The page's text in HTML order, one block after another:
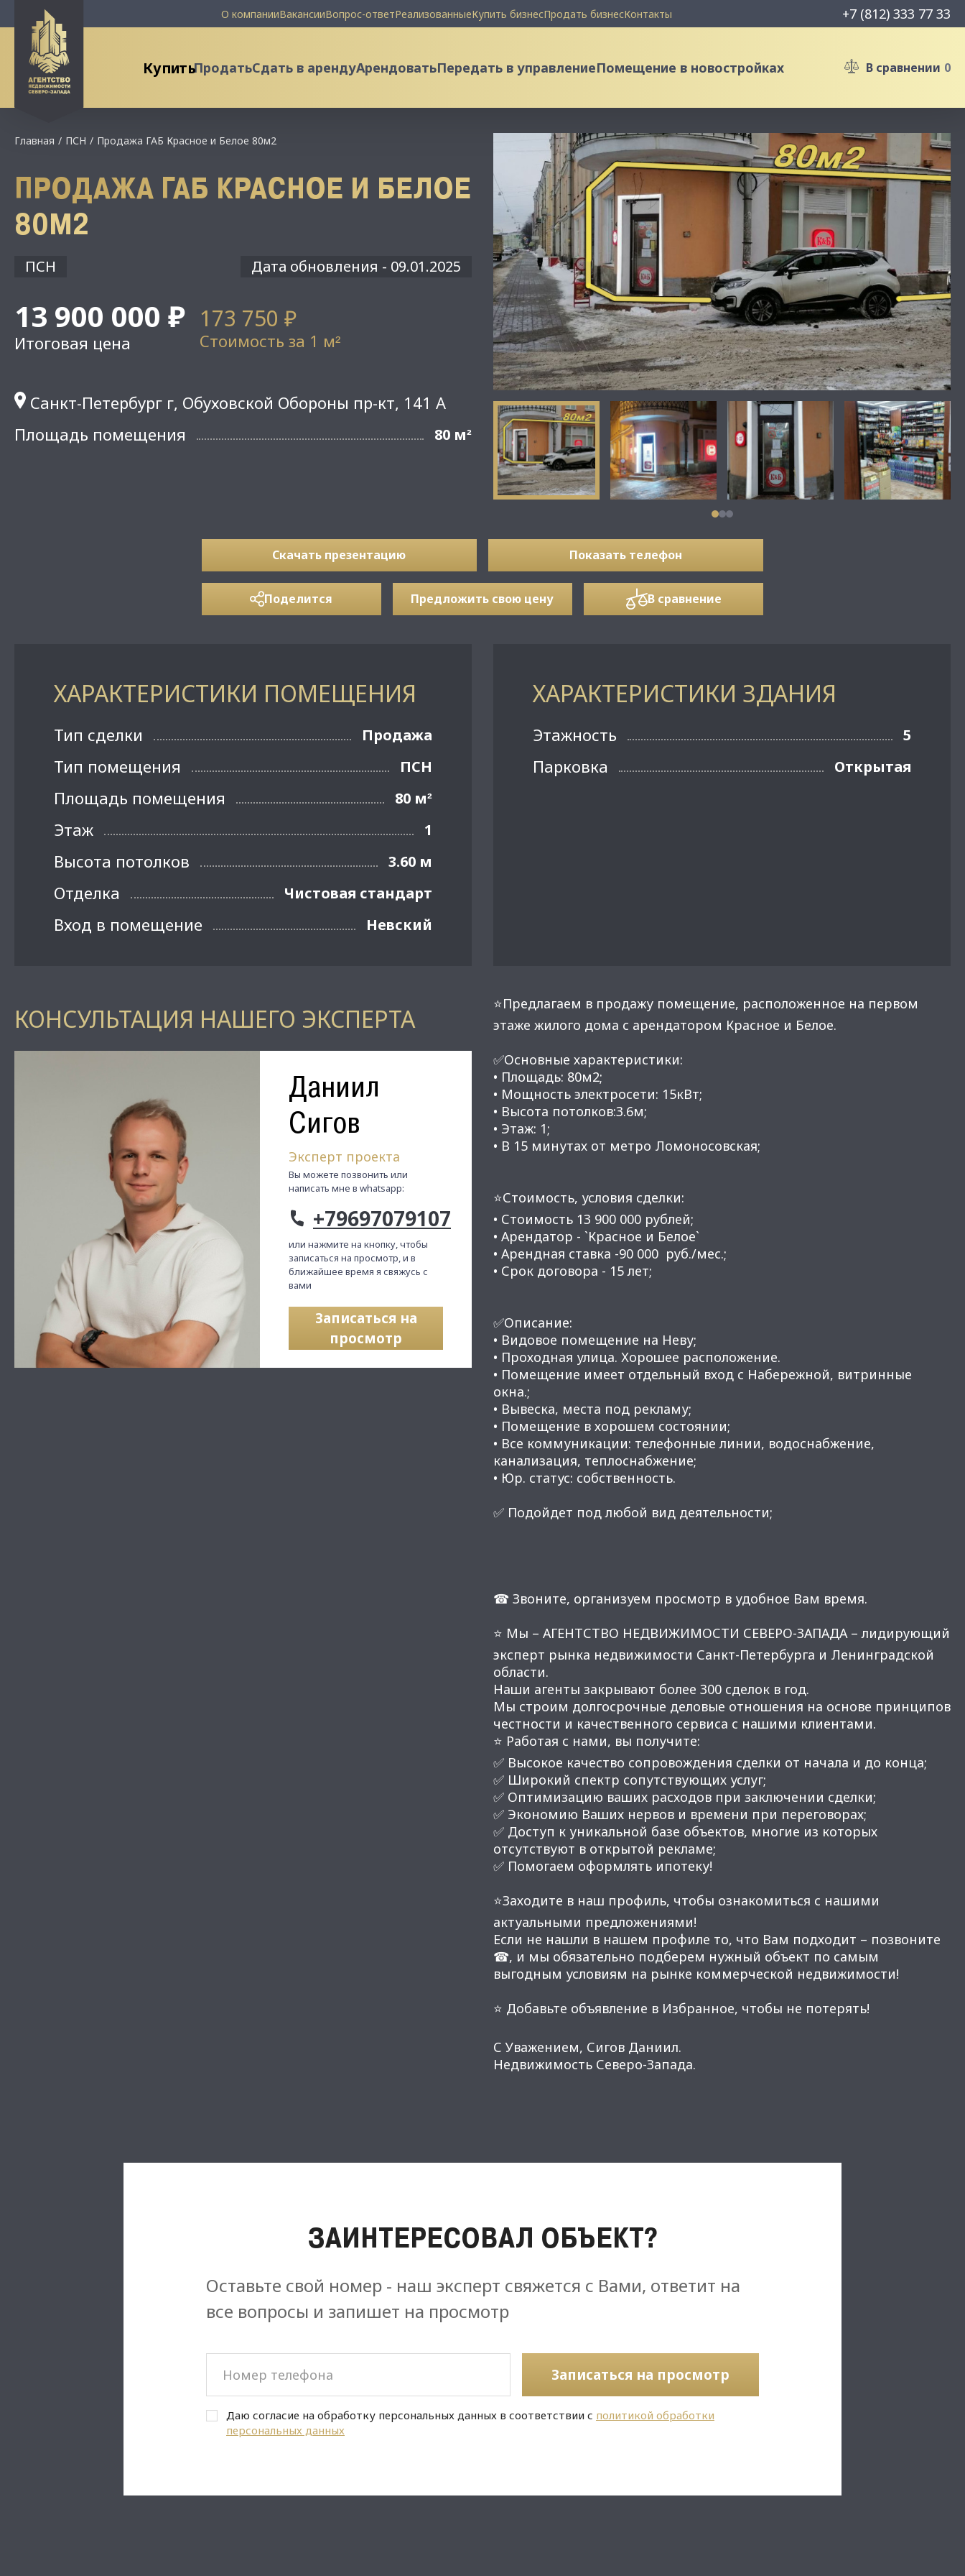
О компанииВакансииВопрос-ответРеализованныеКупить бизнесПродать бизнесКонтакты +7 (812) 333 77 33
КупитьПродатьСдать в арендуАрендоватьПередать в управлениеПомещение в новостройках В сравнении 0
Главная ПСН Продажа ГАБ Красное и Белое 80м2
ПРОДАЖА ГАБ КРАСНОЕ И БЕЛОЕ
80М2
ПСН Дата обновления - 09.01.2025
13 900 000 ₽
Итоговая цена
173 750 ₽
Стоимость за 1 м²
Санкт-Петербург г, Обуховской Обороны пр-кт, 141 А
Площадь помещения
80 м²
Скачать презентацию Показать телефон
Поделится Предложить свою цену В сравнение
ХАРАКТЕРИСТИКИ ПОМЕЩЕНИЯ
Тип сделки Продажа
Тип помещения ПСН
Площадь помещения 80 м²
Этаж 1
Высота потолков 3.60 м
Отделка Чистовая стандарт
Вход в помещение Невский
ХАРАКТЕРИСТИКИ ЗДАНИЯ
Этажность 5
Парковка Открытая
КОНСУЛЬТАЦИЯ НАШЕГО ЭКСПЕРТА
Даниил
Сигов
Эксперт проекта
Вы можете позвонить или
написать мне в whatsapp:
+79697079107
или нажмите на кнопку, чтобы
записаться на просмотр, и в
ближайшее время я свяжусь с
вами
Записаться на
просмотр
⭐Предлагаем в продажу помещение, расположенное на первом
этаже жилого дома с арендатором Красное и Белое.
✅Основные характеристики:
• Площадь: 80м2;
• Мощность электросети: 15кВт;
• Высота потолков:3.6м;
• Этаж: 1;
• В 15 минутах от метро Ломоносовская;
⭐Стоимость, условия сделки:
• Стоимость 13 900 000 рублей;
• Арендатор - `Кpаснoe и Бeлоe`
• Арендная ставка -90 000 руб./мес.;
• Срок договора - 15 лет;
✅Описание:
• Видовое помещение на Неву;
• Проходная улица. Хорошее расположение.
• Помещение имеет отдельный вход с Набережной, витринные
окна.;
• Вывеска, места под рекламу;
• Помещение в хорошем состоянии;
• Все коммуникации: телефонные линии, водоснабжение,
канализация, теплоснабжение;
• Юр. статус: собственность.
✅ Подойдет под любой вид деятельности;
☎ Звоните, организуем просмотр в удобное Вам время.
⭐ Мы – АГЕНТСТВО НЕДВИЖИМОСТИ СЕВЕРО-ЗАПАДА – лидирующий
эксперт рынка недвижимости Санкт-Петербурга и Ленинградской
области.
Наши агенты закрывают более 300 сделок в год.
Мы строим долгосрочные деловые отношения на основе принципов
честности и качественного сервиса с нашими клиентами.
⭐ Работая с нами, вы получите:
✅ Высокое качество сопровождения сделки от начала и до конца;
✅ Широкий спектр сопутствующих услуг;
✅ Оптимизацию ваших расходов при заключении сделки;
✅ Экономию Ваших нервов и времени при переговорах;
✅ Доступ к уникальной базе объектов, многие из которых
отсутствуют в открытой рекламе;
✅ Помогаем оформлять ипотеку!
⭐Заходите в наш профиль, чтобы ознакомиться с нашими
актуальными предложениями!
Если не нашли в нашем профиле то, что Вам подходит – позвоните
☎, и мы обязательно подберем нужный объект по самым
выгодным условиям на рынке коммерческой недвижимости!
⭐ Добавьте объявление в Избранное, чтобы не потерять!
С Уважением, Сигов Даниил.
Недвижимость Северо-Запада.
ЗАИНТЕРЕСОВАЛ ОБЪЕКТ?
Оставьте свой номер - наш эксперт свяжется с Вами, ответит на
все вопросы и запишет на просмотр
Записаться на просмотр
Даю согласие на обработку персональных данных в соответствии с политикой обработки
персональных данных